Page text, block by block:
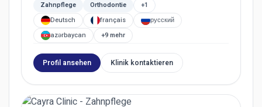
Zahnpflege Orthodontie
+1
Deutsch
français
русский
azərbaycan
+9 mehr
Profil ansehen Klinik kontaktieren